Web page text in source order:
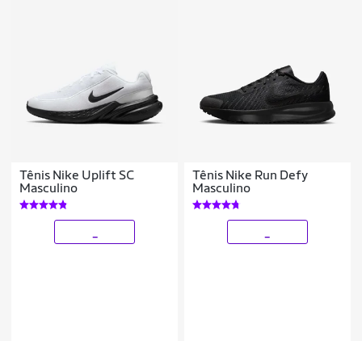
Tênis Nike Uplift SC
Masculino
Tênis Nike Run Defy
Masculino